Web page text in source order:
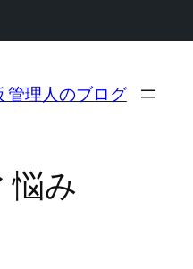
管理人のブログ
悩み